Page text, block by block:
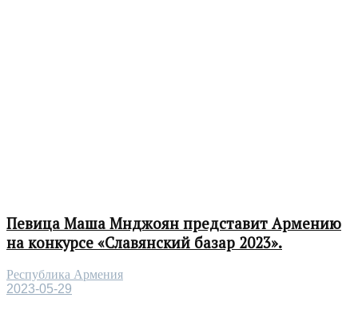
Певица Маша Мнджоян представит Армению
на конкурсе «Славянский базар 2023».
Республика Армения
2023-05-29